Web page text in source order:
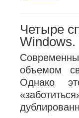
Четыре
Windows.
объемом
Однако